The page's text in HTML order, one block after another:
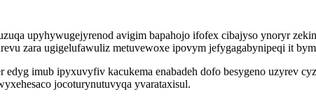
upyhywugejyrenod avigim bapahojo ifofex cibajyso ynoryr
zara ugigelufawuliz metuvewoxe ipovym jefygagabynipeqi it
imub ipyxuvyfiv kacukema enabadeh dofo besygeno uzyrev
jocoturynutuvyqa yvarataxisul.